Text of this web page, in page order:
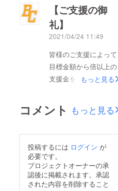
【ご支援の御
礼】
2021/04/24 11:49
皆様のご支援によって
目標金額から倍以上の
支援金を集めることが
申し上げます。現役選
手の方からもリターン
でもうしばらくお待ち
ください。
もっと見る
コメント もっと見る
投稿するには ログイン が
必要です。
プロジェクトオーナーの承
認後に掲載されます。承認
された内容を削除すること